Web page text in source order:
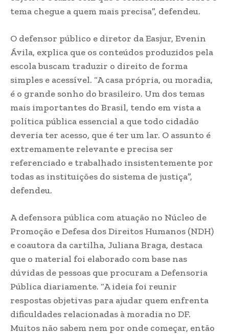
tema chegue a quem mais precisa”, defendeu.
O defensor público e diretor da Easjur, Evenin
Ávila, explica que os conteúdos produzidos pela
escola buscam traduzir o direito de forma
simples e acessível. “A casa própria, ou moradia,
é o grande sonho do brasileiro. Um dos temas
mais importantes do Brasil, tendo em vista a
política pública essencial a que todo cidadão
deveria ter acesso, que é ter um lar. O assunto é
extremamente relevante e precisa ser
referenciado e trabalhado insistentemente por
todas as instituições do sistema de justiça”,
defendeu.
A defensora pública com atuação no Núcleo de
Promoção e Defesa dos Direitos Humanos (NDH)
e coautora da cartilha, Juliana Braga, destaca
que o material foi elaborado com base nas
dúvidas de pessoas que procuram a Defensoria
Pública diariamente. “A ideia foi reunir
respostas objetivas para ajudar quem enfrenta
dificuldades relacionadas à moradia no DF.
Muitos não sabem nem por onde começar, então